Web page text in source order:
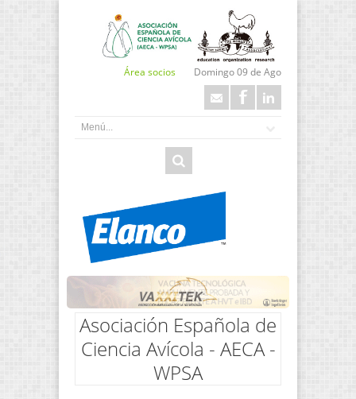
Área socios Domingo 09 de Ago
Asociación Española de
Ciencia Avícola - AECA -
WPSA